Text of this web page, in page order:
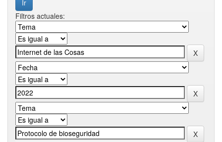
Filtros actuales: